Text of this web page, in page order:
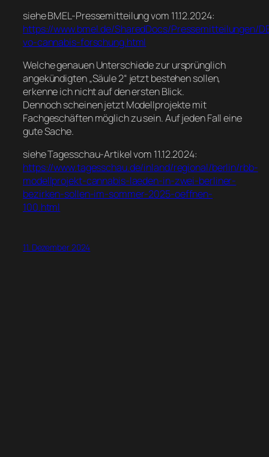
siehe BMEL-Pressemitteilung vom 11.12.2024:
https://www.bmel.de/SharedDocs/Pressemitteilungen/
vo-cannabis-forschung.html
Welche genauen Unterschiede zur ursprünglich
angekündigten „Säule 2“ jetzt bestehen sollen,
erkenne ich nicht auf den ersten Blick.
Dennoch scheinen jetzt Modellprojekte mit
Fachgeschäften möglich zu sein. Auf jeden Fall eine
gute Sache.
siehe Tagesschau-Artikel vom 11.12.2024:
https://www.tagesschau.de/inland/regional/berlin/rbb-
modellprojekt-cannabis-laeden-in-zwei-berliner-
bezirken-sollen-im-sommer-2025-oeffnen-
100.html
11. Dezember 2024